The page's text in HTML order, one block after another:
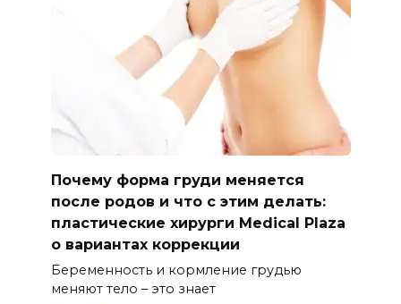
Почему форма груди меняется
после родов и что с этим делать:
пластические хирурги Medical Plaza
о вариантах коррекции
Беременность и кормление грудью
меняют тело – это знает